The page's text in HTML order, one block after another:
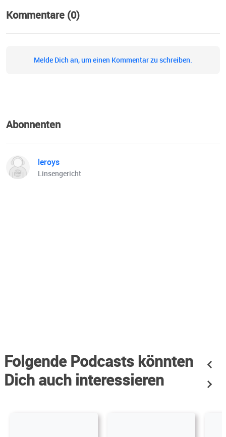
Deutschland. Von Fachleuten für Fachleute. Für lebendige
Innenstädte mit Zukunft.
Kommentare (0)
Melde Dich an, um einen Kommentar zu schreiben.
Abonnenten
leroys
Linsengericht
Folgende Podcasts könnten
Dich auch interessieren